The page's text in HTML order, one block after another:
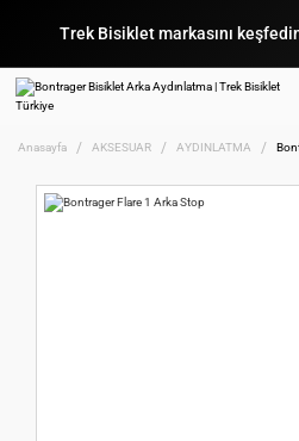
Trek Bisiklet markasını
Anasayfa AKSESUAR AYDINLATMA